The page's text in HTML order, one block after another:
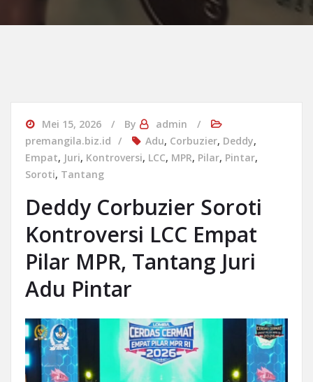
Mei 15, 2026 By
admin
premangila.biz.id
Adu, Corbuzier, Deddy,
Empat, Juri, Kontroversi, LCC, MPR, Pilar, Pintar,
Soroti, Tantang
Deddy Corbuzier Soroti
Kontroversi LCC Empat
Pilar MPR, Tantang Juri
Adu Pintar